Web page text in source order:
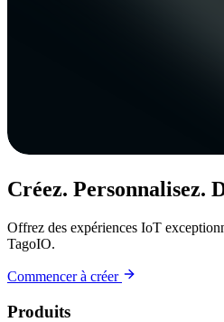
Créez. Personnalisez.
Offrez des expériences IoT
TagoIO.
Commencer à créer
Produits